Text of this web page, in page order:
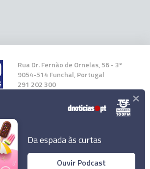
Rua Dr. Fernão de Ornelas, 56 - 3º
9054-514 Funchal, Portugal
291 202 300
Instale a nossa App
Da espada às curtas
Ouvir Podcast
×